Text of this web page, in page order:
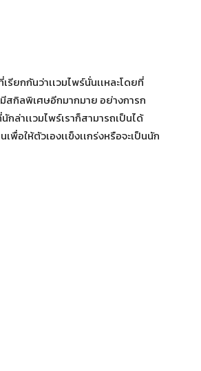
รียกกันว่าเเวมไพร์นั่นเเหละโดยที่
งมีสกิลพิเศษอีกมากมาย อย่างการก
กล่าเเวมไพร์เราก็สามารถเป็นได้
พื่อให้ตัวเองเเข็งเเกร่งหรือจะเป็นนัก